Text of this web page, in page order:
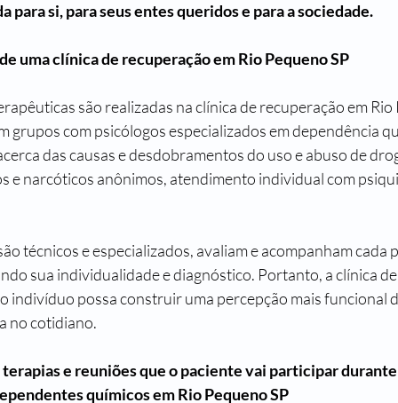
para si, para seus entes queridos e para a sociedade.
uma clínica de recuperação em Rio Pequeno SP
são realizadas na clínica de recuperação em
grupos com psicólogos especializados em dependência
das causas e desdobramentos do uso e abuso de
e narcóticos anônimos, atendimento individual com
técnicos e especializados, avaliam e acompanham cada
sua individualidade e diagnóstico. Portanto, a clínica
indivíduo possa construir uma percepção mais funcional
no cotidiano.
terapias e reuniões que o paciente vai participar
químicos em Rio Pequeno SP